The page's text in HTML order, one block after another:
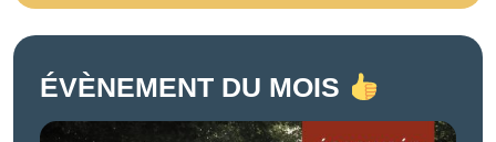
ÉVÈNEMENT DU MOIS